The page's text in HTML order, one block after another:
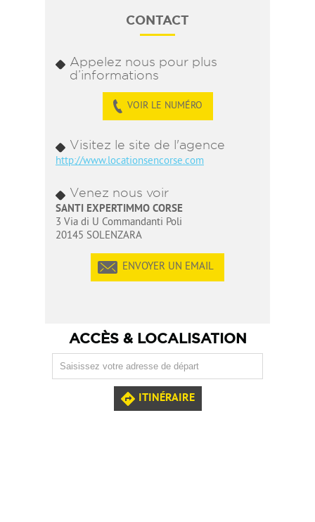
CONTACT
Appelez nous pour plus
d’informations
VOIR LE NUMÉRO
Visitez le site de l'agence
http://www.locationsencorse.com
Venez nous voir
SANTI EXPERTIMMO CORSE
3 Via di U Commandanti Poli
20145 SOLENZARA
ENVOYER UN EMAIL
ACCÈS & LOCALISATION